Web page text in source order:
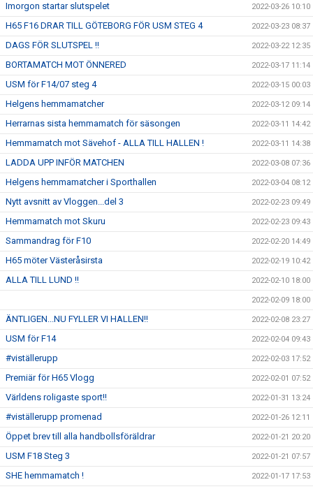
Imorgon startar slutspelet 2022-03-26 10:10
H65 F16 DRAR TILL GÖTEBORG FÖR USM STEG 4 2022-03-23 08:37
DAGS FÖR SLUTSPEL !! 2022-03-22 12:35
BORTAMATCH MOT ÖNNERED 2022-03-17 11:14
USM för F14/07 steg 4 2022-03-15 00:03
Helgens hemmamatcher 2022-03-12 09:14
Herrarnas sista hemmamatch för säsongen 2022-03-11 14:42
Hemmamatch mot Sävehof - ALLA TILL HALLEN ! 2022-03-11 14:38
LADDA UPP INFÖR MATCHEN 2022-03-08 07:36
Helgens hemmamatcher i Sporthallen 2022-03-04 08:12
Nytt avsnitt av Vloggen...del 3 2022-02-23 09:49
Hemmamatch mot Skuru 2022-02-23 09:43
Sammandrag för F10 2022-02-20 14:49
H65 möter Västeråsirsta 2022-02-19 10:42
ALLA TILL LUND !! 2022-02-10 18:00
2022-02-09 18:00
ÄNTLIGEN...NU FYLLER VI HALLEN!! 2022-02-08 23:27
USM för F14 2022-02-04 09:43
#viställerupp 2022-02-03 17:52
Premiär för H65 Vlogg 2022-02-01 07:52
Världens roligaste sport!! 2022-01-31 13:24
#viställerupp promenad 2022-01-26 12:11
Öppet brev till alla handbollsföräldrar 2022-01-21 20:20
USM F18 Steg 3 2022-01-21 07:57
SHE hemmamatch ! 2022-01-17 17:53